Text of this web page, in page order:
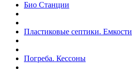
Био Станции
Пластиковые септики. Емкости
Погреба. Кессоны